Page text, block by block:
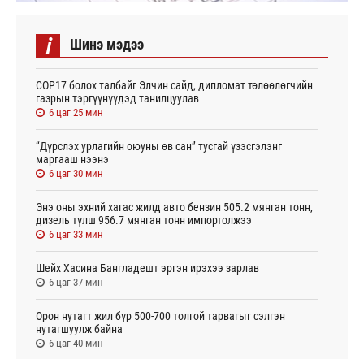
i Шинэ мэдээ
СОР17 болох талбайг Элчин сайд, дипломат төлөөлөгчийн
газрын тэргүүнүүдэд танилцуулав
6 цаг 25 мин
“Дүрслэх урлагийн оюуны өв сан” тусгай үзэсгэлэнг
маргааш нээнэ
6 цаг 30 мин
Энэ оны эхний хагас жилд авто бензин 505.2 мянган тонн,
дизель түлш 956.7 мянган тонн импортолжээ
6 цаг 33 мин
Шейх Хасина Бангладешт эргэн ирэхээ зарлав
6 цаг 37 мин
Орон нутагт жил бүр 500-700 толгой тарвагыг сэлгэн
нутагшуулж байна
6 цаг 40 мин